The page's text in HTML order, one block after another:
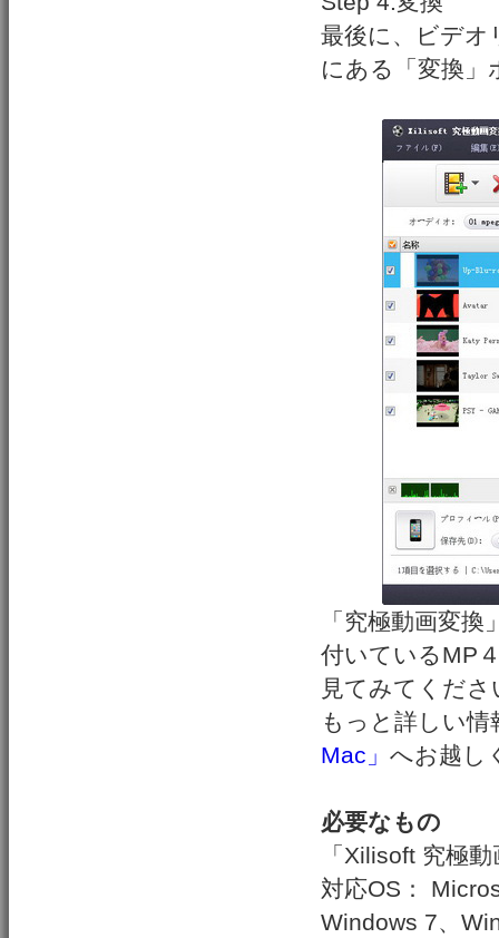
最後に、ビデオ
にある「変換
「究極動画変
付いているMP
見てみてくだ
もっと詳しい情
Mac」 へお越し
必要なもの
「Xilisoft 究極
対応OS：
Windows 7、